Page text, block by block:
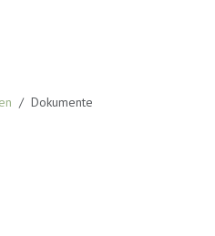
Dokumente